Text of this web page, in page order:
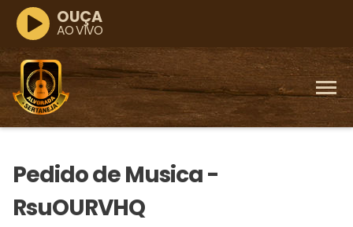
OUÇA
AO VIVO
Pedido de Musica -
RsuOURVHQ